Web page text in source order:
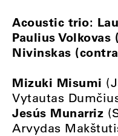
Acoustic trio:
Paulius
Nivinskas
Mizuki Misumi
Vytautas
Jesús Munarriz
Arvydas